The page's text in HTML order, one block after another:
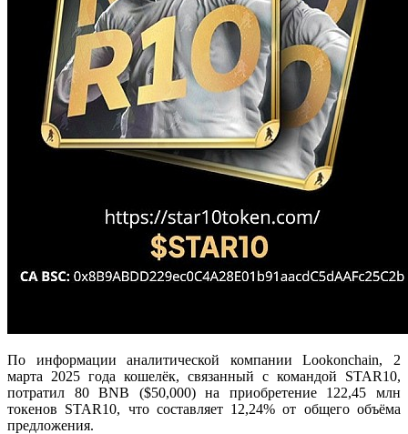
По информации аналитической компании Lookonchain, 2
марта 2025 года кошелёк, связанный с командой STAR10,
потратил 80 BNB ($50,000) на приобретение 122,45 млн
токенов STAR10, что составляет 12,24% от общего объёма
предложения.